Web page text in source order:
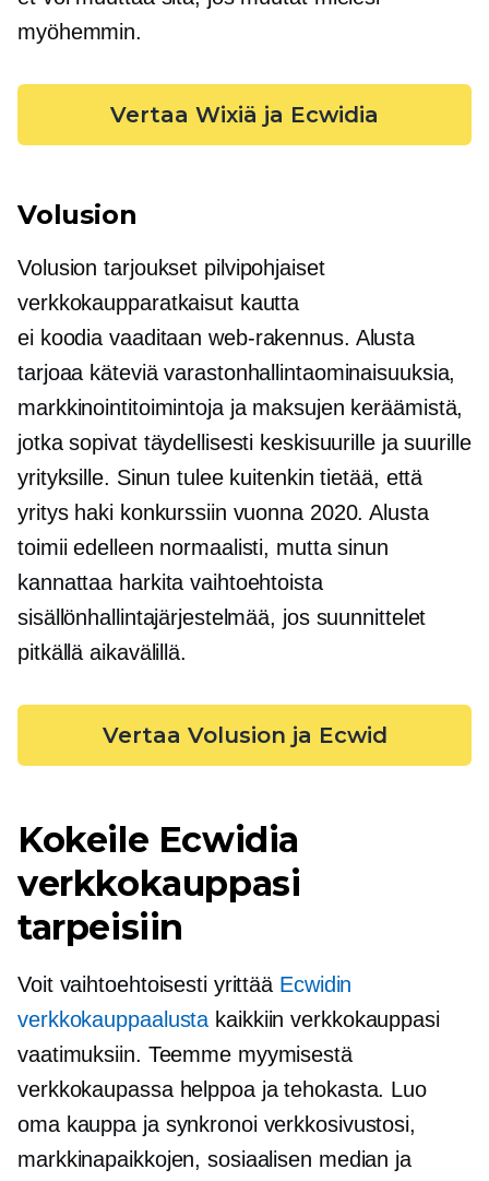
myöhemmin.
Vertaa Wixiä ja Ecwidia
Volusion
Volusion tarjoukset pilvipohjaiset
verkkokaupparatkaisut kautta
ei koodia vaaditaan web-rakennus. Alusta
tarjoaa käteviä varastonhallintaominaisuuksia,
markkinointitoimintoja ja maksujen keräämistä,
jotka sopivat täydellisesti keskisuurille ja suurille
yrityksille. Sinun tulee kuitenkin tietää, että
yritys haki konkurssiin vuonna 2020. Alusta
toimii edelleen normaalisti, mutta sinun
kannattaa harkita vaihtoehtoista
sisällönhallintajärjestelmää, jos suunnittelet
pitkällä aikavälillä.
Vertaa Volusion ja Ecwid
Kokeile Ecwidia
verkkokauppasi
tarpeisiin
Voit vaihtoehtoisesti yrittää Ecwidin
verkkokauppaalusta kaikkiin verkkokauppasi
vaatimuksiin. Teemme myymisestä
verkkokaupassa helppoa ja tehokasta. Luo
oma kauppa ja synkronoi verkkosivustosi,
markkinapaikkojen, sosiaalisen median ja